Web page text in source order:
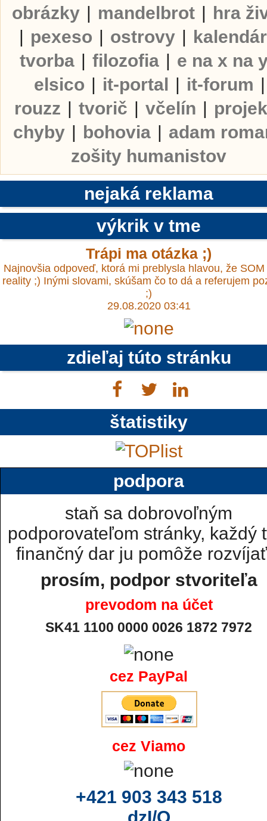
obrázky | mandelbrot | hra
| pexeso | ostrovy | kalendár
tvorba | filozofia | e na x na
elsico | it-portal | it-forum |
rouzz | tvorič | včelín |
chyby | bohovia | adam
zošity humanistov
nejaká reklama
výkrik v tme
Trápi ma otázka ;)
Najnovšia odpoveď, ktorá mi preblysla hlavou, že
reality ;) Inými slovami, skúšam čo to dá a referujem
;)
29.08.2020 03:41
zdieľaj túto stránku
štatistiky
podpora
staň sa dobrovoľným
podporovateľom stránky, každý
finančný dar ju pomôže
prosím, podpor stvoriteľa
prevodom na účet
SK41 1100 0000 0026 1872 7972
cez PayPal
cez Viamo
+421 903 343 518